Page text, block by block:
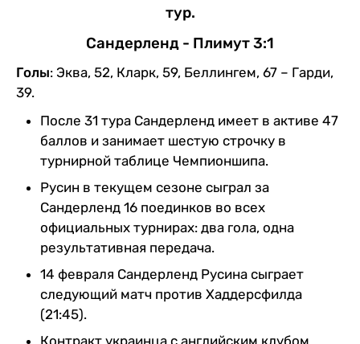
тур.
Сандерленд - Плимут 3:1
Голы: Эква, 52, Кларк, 59, Беллингем, 67 – Гарди,
39.
После 31 тура Сандерленд имеет в активе 47
баллов и занимает шестую строчку в
турнирной таблице Чемпионшипа.
Русин в текущем сезоне сыграл за
Сандерленд 16 поединков во всех
официальных турнирах: два гола, одна
результативная передача.
14 февраля Сандерленд Русина сыграет
следующий матч против Хаддерсфилда
(21:45).
Контракт украинца с английским клубом